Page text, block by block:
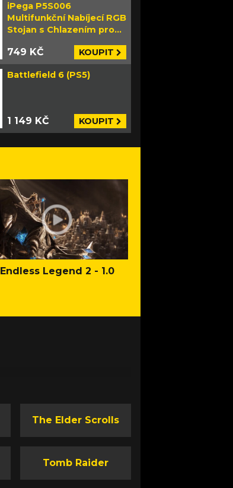
iPega P5S006
Multifunkční Nabíjecí RGB
Stojan s Chlazením pro
749 KČ KOUPIT
Battlefield 6 (PS5)
1 149 KČ KOUPIT
Endless Legend 2 - 1.0
The Elder Scrolls
Tomb Raider